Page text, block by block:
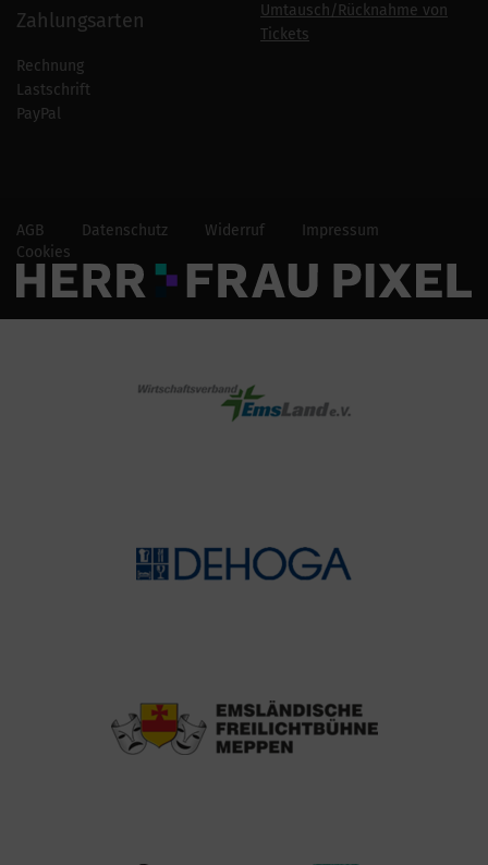
Zahlungsarten
Rechnung
Lastschrift
PayPal
Umtausch/Rücknahme von
Tickets
AGB Datenschutz Widerruf
Impressum
Cookies